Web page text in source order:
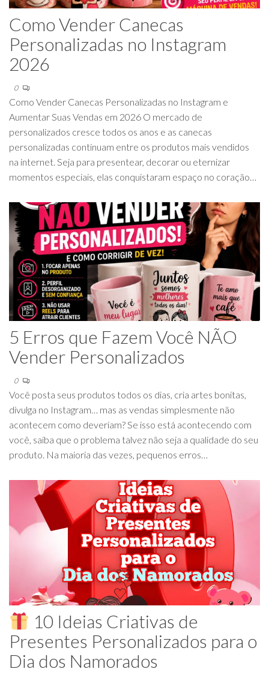
Como Vender Canecas
Personalizadas no Instagram
2026
0
Como Vender Canecas Personalizadas no Instagram e
Aumentar Suas Vendas em 2026 O mercado de
personalizados cresce todos os anos e as canecas
personalizadas continuam entre os produtos mais vendidos
na internet. Seja para presentear, decorar ou eternizar
momentos especiais, elas conquistaram espaço no coração…
5 Erros que Fazem Você NÃO
Vender Personalizados
0
Você posta seus produtos todos os dias, cria artes bonitas,
divulga no Instagram… mas as vendas simplesmente não
acontecem como deveriam? Se isso está acontecendo com
você, saiba que o problema talvez não seja a qualidade do seu
produto. Na maioria das vezes, pequenos erros…
10 Ideias Criativas de
Presentes Personalizados para o
Dia dos Namorados